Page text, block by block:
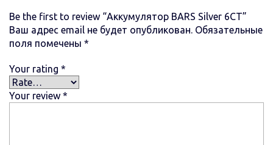
Be the first to review “Аккумулятор BARS Silver 6CT”
Ваш адрес email не будет опубликован. Обязательные
поля помечены *
Your rating *
Your review *